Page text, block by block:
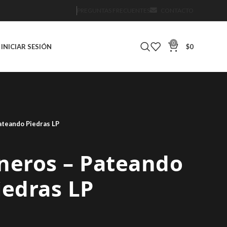
INICIAR SESIÓN 0 $0
Piedras LP
‎– Pateando
LP